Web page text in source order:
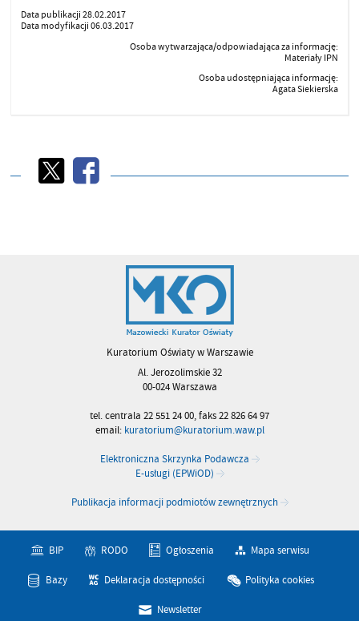
Data publikacji 28.02.2017
Data modyfikacji 06.03.2017
Osoba wytwarzająca/odpowiadająca za informację:
Materiały IPN
Osoba udostępniająca informację:
Agata Siekierska
Kuratorium Oświaty w Warszawie
Al. Jerozolimskie 32
00-024 Warszawa
tel. centrala 22 551 24 00, faks 22 826 64 97
email: kuratorium@kuratorium.waw.pl
Elektroniczna Skrzynka Podawcza
E-usługi (EPWiOD)
Publikacja informacji podmiotów zewnętrznych
BIP RODO Ogłoszenia Mapa serwisu
Bazy Deklaracja dostępności Polityka cookies
Newsletter